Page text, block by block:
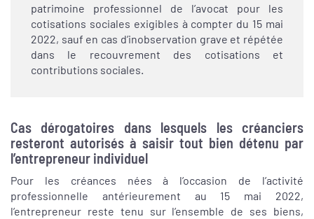
patrimoine professionnel de l’avocat pour les
cotisations sociales exigibles à compter du 15 mai
2022, sauf en cas d’inobservation grave et répétée
dans le recouvrement des cotisations et
contributions sociales.
Cas dérogatoires dans lesquels les créanciers
resteront autorisés à saisir tout bien détenu par
l’entrepreneur individuel
Pour les créances nées à l’occasion de l’activité
professionnelle antérieurement au 15 mai 2022,
l’entrepreneur reste tenu sur l’ensemble de ses biens,